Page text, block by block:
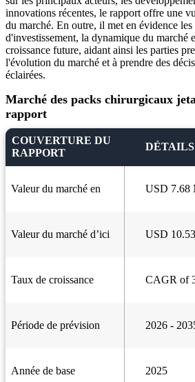
innovations récentes, le rapport offre une
du marché. En outre, il met en évidence
d'investissement, la dynamique du marché
croissance future, aidant ainsi les parties
l'évolution du marché et à prendre des
éclairées.
Marché des packs chirurgicaux
rapport
COUVERTURE DU
RAPPORT
DÉTAILS
Valeur du marché en USD 7.68
Valeur du marché d’ici USD
Taux de croissance CAGR of
Période de prévision 2026 -
Année de base 2025